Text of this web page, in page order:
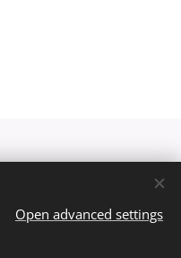
Open advanced settings